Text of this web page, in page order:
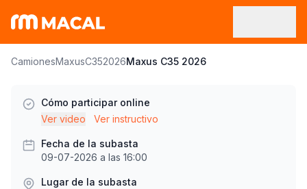
CamionesMaxusC352026Maxus C35 2026
Cómo participar online
Ver video
Ver instructivo
Fecha de la subasta
09-07-2026 a las 16:00
Lugar de la subasta